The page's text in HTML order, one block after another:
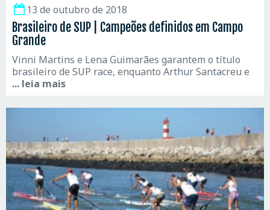
13 de outubro de 2018
Brasileiro de SUP | Campeões definidos em Campo
Grande
Vinni Martins e Lena Guimarães garantem o título
brasileiro de SUP race, enquanto Arthur Santacreu e
... leia mais